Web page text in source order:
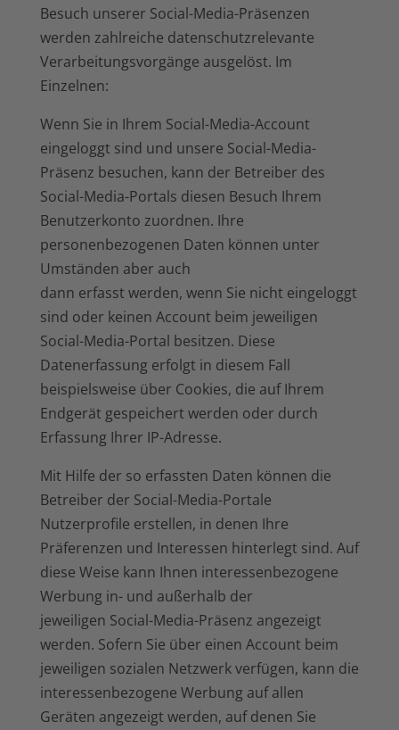
Besuch unserer Social-Media-Präsenzen
werden zahlreiche datenschutzrelevante
Verarbeitungsvorgänge ausgelöst. Im
Einzelnen:
Wenn Sie in Ihrem Social-Media-Account
eingeloggt sind und unsere Social-Media-
Präsenz besuchen, kann der Betreiber des
Social-Media-Portals diesen Besuch Ihrem
Benutzerkonto zuordnen. Ihre
personenbezogenen Daten können unter
Umständen aber auch
dann erfasst werden, wenn Sie nicht eingeloggt
sind oder keinen Account beim jeweiligen
Social-Media-Portal besitzen. Diese
Datenerfassung erfolgt in diesem Fall
beispielsweise über Cookies, die auf Ihrem
Endgerät gespeichert werden oder durch
Erfassung Ihrer IP-Adresse.
Mit Hilfe der so erfassten Daten können die
Betreiber der Social-Media-Portale
Nutzerprofile erstellen, in denen Ihre
Präferenzen und Interessen hinterlegt sind. Auf
diese Weise kann Ihnen interessenbezogene
Werbung in- und außerhalb der
jeweiligen Social-Media-Präsenz angezeigt
werden. Sofern Sie über einen Account beim
jeweiligen sozialen Netzwerk verfügen, kann die
interessenbezogene Werbung auf allen
Geräten angezeigt werden, auf denen Sie